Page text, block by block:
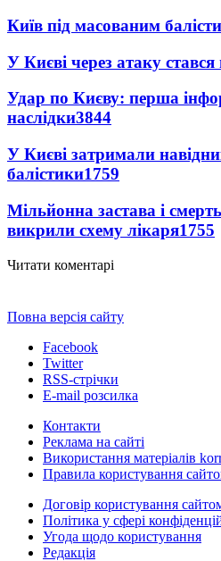
Київ під масованим
У Києві через атаку стався
Удар по Києву: перша
наслідки3844
У Києві затримали
балістики1759
Мільйонна застава і
викрили схему лікаря1755
Читати коментарі
Повна версія сайту
Facebook
Twitter
RSS-стрічки
E-mail розсилка
Контакти
Реклама на сайті
Використання матеріалів
Правила користування
Договір користування
Політика у сфері
Угода щодо користування
Редакція